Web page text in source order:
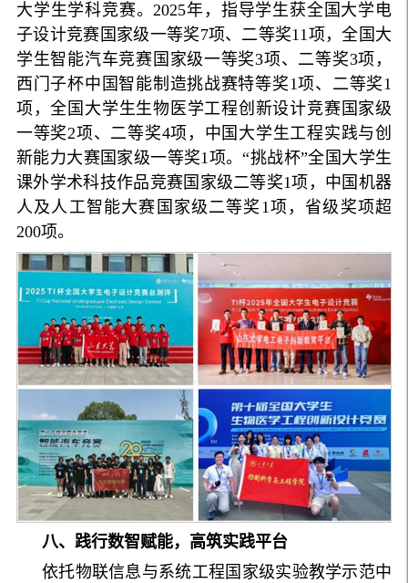
大学生学科竞赛。2025年，指导学生获全国大学电
子设计竞赛国家级一等奖7项、二等奖11项，全国大
学生智能汽车竞赛国家级一等奖3项、二等奖3项，
西门子杯中国智能制造挑战赛特等奖1项、二等奖1
项，全国大学生生物医学工程创新设计竞赛国家级
一等奖2项、二等奖4项，中国大学生工程实践与创
新能力大赛国家级一等奖1项。“挑战杯”全国大学生
课外学术科技作品竞赛国家级二等奖1项，中国机器
人及人工智能大赛国家级二等奖1项，省级奖项超
200项。
八、践行数智赋能，高筑实践平台
依托物联信息与系统工程国家级实验教学示范中